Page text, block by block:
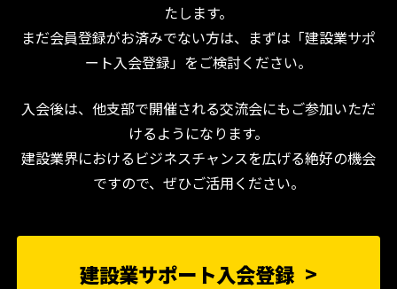
たします。
まだ会員登録がお済みでない方は、まずは「建設業サポ
ート入会登録」をご検討ください。
入会後は、他支部で開催される交流会にもご参加いただ
けるようになります。
建設業界におけるビジネスチャンスを広げる絶好の機会
ですので、ぜひご活用ください。
建設業サポート入会登録